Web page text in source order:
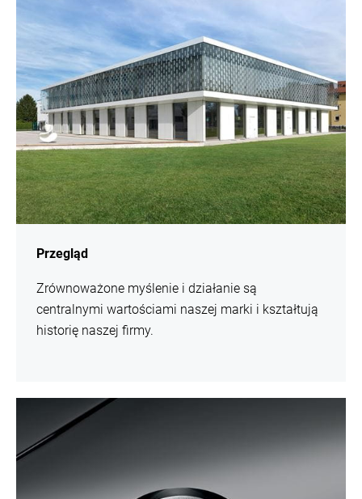
Przegląd
Zrównoważone myślenie i działanie są
centralnymi wartościami naszej marki i kształtują
historię naszej firmy.
informacji